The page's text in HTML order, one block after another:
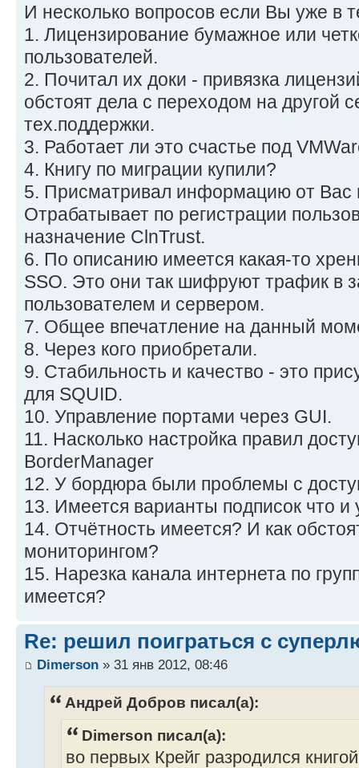
И несколько вопросов если Вы уже в
1. Лицензирование бумажное или
пользователей.
2. Почитал их доки - привязка
обстоят дела с переходом на другой
тех.поддержки.
3. Работает ли это счастье под
4. Книгу по миграции купили?
5. Присматривал информацию от Вас
Отрабатывает по регистрации
назначение ClnTrust.
6. По описанию имеется какая-то
SSO. Это они так шифруют трафик в
пользователем и сервером.
7. Общее впечатление на данный
8. Через кого приобретали.
9. Стабильность и качество - это
для SQUID.
10. Управление портами через GUI.
11. Насколько настройка правил
BorderManager
12. У бордюра были проблемы с
13. Имеется варианты подписок что
14. Отчётность имеется? И как
мониторингом?
15. Нарезка канала интернета по
имеется?
Re: решил поиграться с
Dimerson » 31 янв 2012, 08:46
Андрей Добров писал(а):
Dimerson писал(а):
во первых Крейг разродился